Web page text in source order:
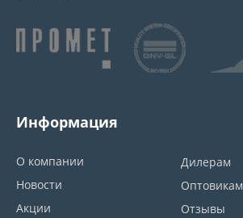
Информация
О компании
Новости
Акции
Дилерам
Оптовикам
Отзывы